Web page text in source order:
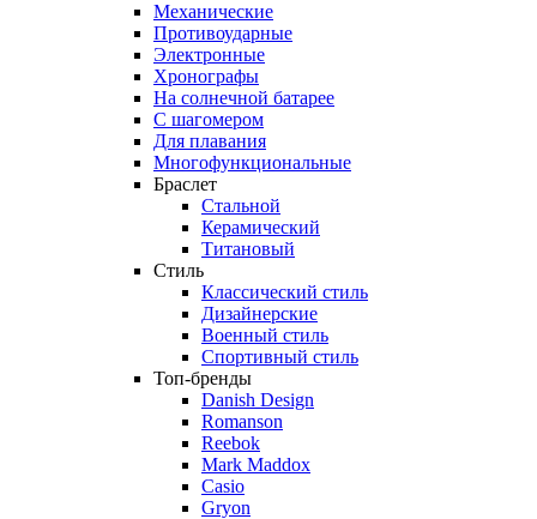
Механические
Противоударные
Электронные
Хронографы
На солнечной батарее
С шагомером
Для плавания
Многофункциональные
Браслет
Стальной
Керамический
Титановый
Стиль
Классический стиль
Дизайнерские
Военный стиль
Спортивный стиль
Топ-бренды
Danish Design
Romanson
Reebok
Mark Maddox
Casio
Gryon